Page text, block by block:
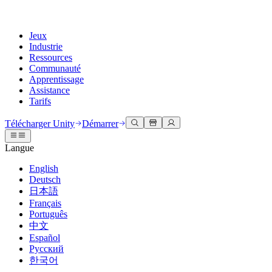
Jeux
Industrie
Ressources
Communauté
Apprentissage
Assistance
Tarifs
Moteur Unity
Créez des jeux 2D et 3D pour n'importe quelle plateforme
Collaboration
Collaborez et itérez rapidement avec votre équipe
Télécharger Unity
Offres et tarifs
Déployez
Multiplateforme
Collaboration 3D
Construisez et révisez des projets 3D en temps réel
Formation immersive
Entraînez-vous dans des environnements immersifs
Expériences client
Créez des expériences interactives 3D
Secteurs
Fabrication
Documentation
Outils de développement
Versions de publication et suivi des problèmes
Feuille de route
Examiner les fonctionnalités à venir
Glossaire
Discussions
Événements
Événements mondiaux et locaux
Histoires de la communauté
Made with Unity
Mise en avant des créateurs Unity
Unity Learn
Maîtrisez les compétences Unity gratuitement
Formation professionnelle
Améliorez votre équipe avec des formateurs Unity
Vous découvrez Unity ?
Démarrer
Démarrez votre apprentissage
Parcours essentiels Unity
Obtenir de l'aide
Vous aider à réussir avec Unity
Plans de succès
Atteignez vos objectifs plus rapidement avec un support expert
FAQ
Réponses aux questions courantes
Contactez-nous.
Connectez-vous avec notre équipe
Télécharger Unity Démarrer
Langue
English
Deutsch
日本語
Français
Português
中文
Español
Русский
한국어